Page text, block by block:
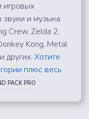
игровых
и музыка
Crew, Zelda 2,
Kong, Metal
других. Хотите
плюс весь
PACK PRO